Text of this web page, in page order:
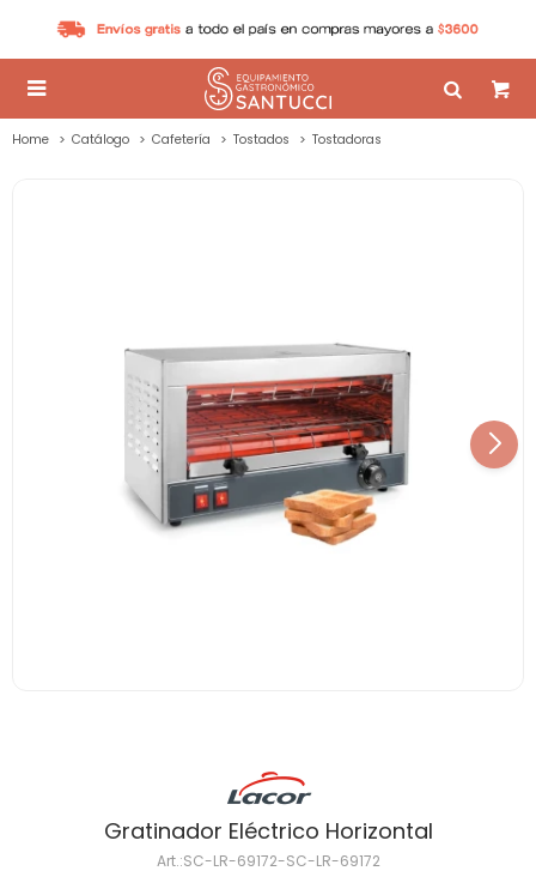

Home Catálogo Cafetería Tostados Tostadoras
Gratinador Eléctrico Horizontal
SC-LR-69172-SC-LR-69172